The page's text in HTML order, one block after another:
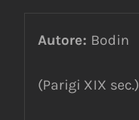
Autore: Bodin
(Parigi XIX sec.)